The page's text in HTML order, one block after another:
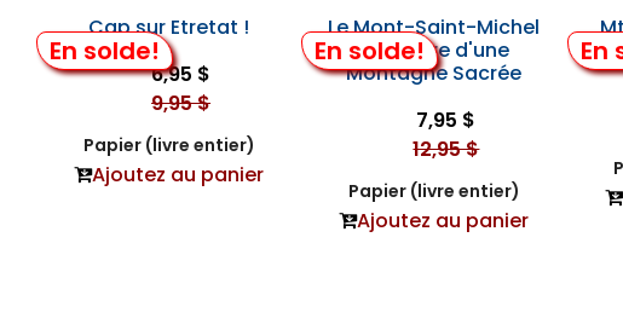
En solde!
Cap sur Etretat !
6,95 $
9,95 $
Papier (livre entier)
Ajoutez au panier
En solde!
Le Mont-Saint-Michel
- Histoire d'une
Montagne Sacrée
7,95 $
12,95 $
Papier (livre entier)
Ajoutez au panier
En